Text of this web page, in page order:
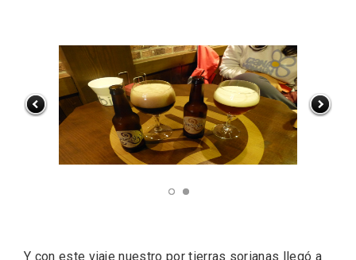
Y con este viaje nuestro por tierras sorianas llegó a
Enoturismo visitando la Bodega Museo
La Olmilla, en Peñafiel